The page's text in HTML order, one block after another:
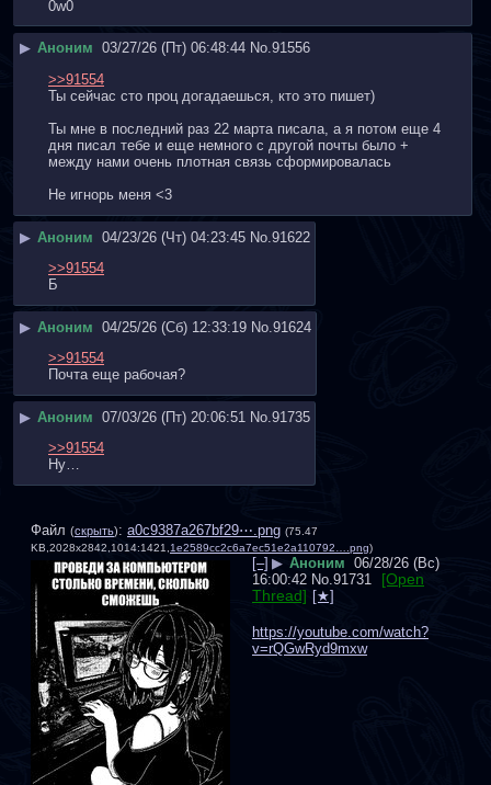
0w0
▶ Аноним 03/27/26 (Пт) 06:48:44 No.91556
>>91554
Ты сейчас сто проц догадаешься, кто это пишет)
Ты мне в последний раз 22 марта писала, а я потом еще 4
дня писал тебе и еще немного с другой почты было +
между нами очень плотная связь сформировалась
Не игнорь меня <3
▶ Аноним 04/23/26 (Чт) 04:23:45 No. 91622
>>91554
Б
▶ Аноним 04/25/26 (Сб) 12:33:19 No. 91624
>>91554
Почта еще рабочая?
▶ Аноним 07/03/26 (Пт) 20:06:51 No.91735
>>91554
Ну…
Файл (скрыть): a0c9387a267bf29⋯.png (75.47
KB,2028x2842,1014:1421, 1e2589cc2c6a7ec51e2a110792….png)
[–] ▶ Аноним 06/28/26 (Вс)
16:00:42 No.91731
[Open
Thread]
https://youtube.com/watch?
v=rQGwRyd9mxw